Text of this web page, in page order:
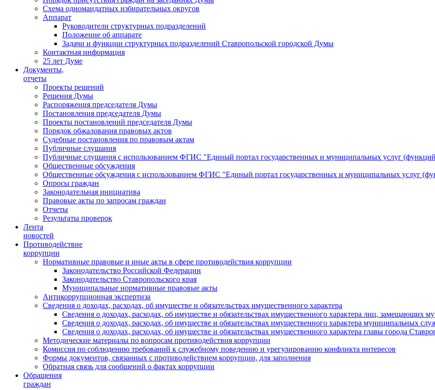
Схема одномандатных избирательных округов
Аппарат
Руководители структурных подразделений
Положение об аппарате
Задачи и функции структурных подразделений Ставропольской городской Думы
Контактная информация
25 лет Думе
Документы,
отчеты
Проекты решений
Решения Думы
Распоряжения председателя Думы
Постановления председателя Думы
Проекты постановлений председателя Думы
Порядок обжалования правовых актов
Судебные постановления по правовым актам
Публичные слушания
Публичные слушания с использованием ФГИС "Единый портал государственных и муниципальных услуг
Общественные обсуждения
Общественные обсуждения с использованием ФГИС "Единый портал государственных и муниципальных услуг
Опросы граждан
Законодательная инициатива
Правовые акты по запросам граждан
Отчеты
Результаты проверок
Лента
новостей
Противодействие
коррупции
Нормативные правовые и иные акты в сфере противодействия коррупции
Законодательство Российской Федерации
Законодательство Ставропольского края
Муниципальные нормативные правовые акты
Антикоррупционная экспертиза
Сведения о доходах, расходах, об имуществе и обязательствах имущественного характера
Сведения о доходах, расходах, об имуществе и обязательствах имущественного характера лиц,
Сведения о доходах, расходах, об имуществе и обязательствах имущественного характера муниципальных
Сведения о доходах, расходах, об имуществе и обязательствах имущественного характера главы города
Методические материалы по вопросам противодействия коррупции
Комиссия по соблюдению требований к служебному поведению и урегулированию конфликта интересов
Формы документов, связанных с противодействием коррупции, для заполнения
Обратная связь для сообщений о фактах коррупции
Обращения
граждан